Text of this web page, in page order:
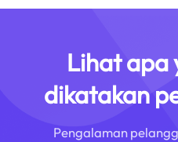
Lihat apa
dikatakan
Pengalaman